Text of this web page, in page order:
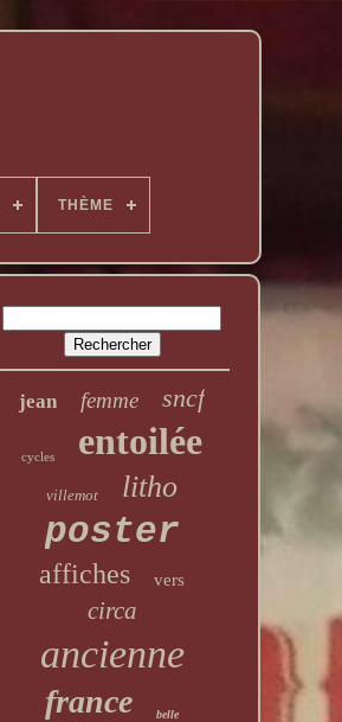
THÈME
jean femme sncf
cycles entoilée
villemot litho
poster
affiches vers
circa
ancienne
france belle